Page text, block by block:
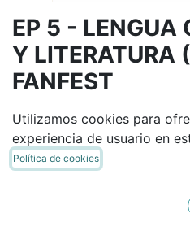
EP 5 - LENGUA
Y LITERATURA
FANFEST
EDELVIVES
(8414037860)
(0 reseña)
Utilizamos cookies para
experiencia de usuario en
Política de cookies